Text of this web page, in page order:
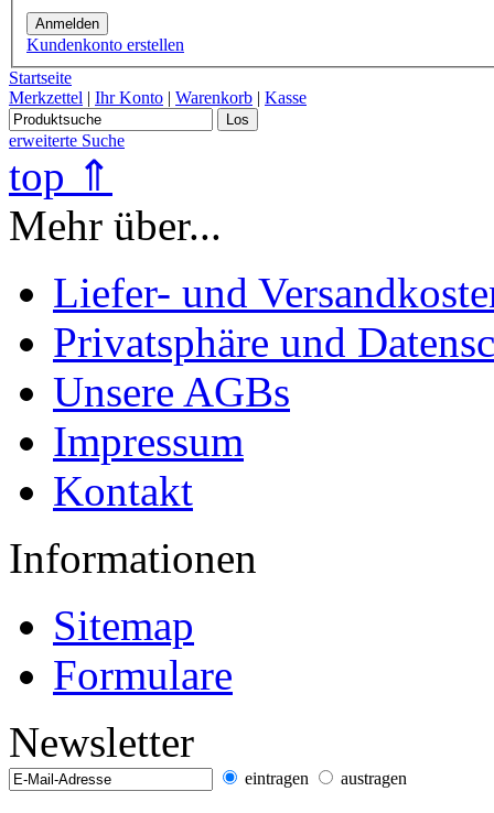
Anmelden
Kundenkonto erstellen
Startseite
Merkzettel | Ihr Konto | Warenkorb | Kasse
Los
erweiterte Suche
top ⇑
Mehr über...
Liefer- und
Privatsphäre und
Unsere AGBs
Impressum
Kontakt
Informationen
Sitemap
Formulare
Newsletter
eintragen austragen